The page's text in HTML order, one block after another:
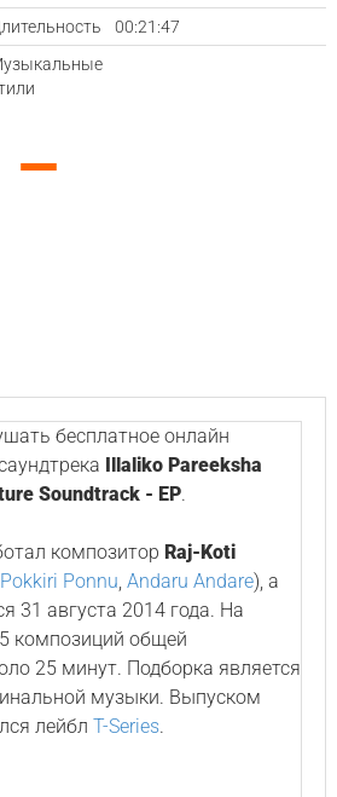
00:21:47
—
бесплатное онлайн
Illaliko Pareeksha
Soundtrack - EP.
композитор Raj-Koti
Pokkiri Ponnu, Andaru Andare), а
31 августа 2014 года. На
композиций общей
25 минут. Подборка является
музыки. Выпуском
лейбл T-Series.